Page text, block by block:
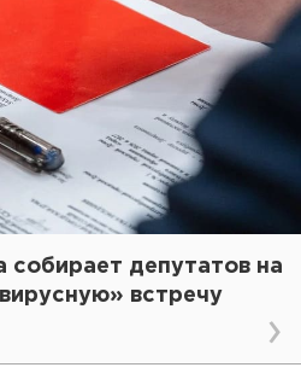
собирает депутатов на
встречу